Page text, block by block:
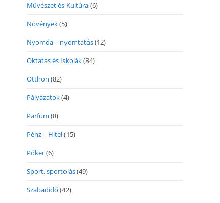
Művészet és Kultúra(6)
Növények(5)
Nyomda – nyomtatás(12)
Oktatás és Iskolák(84)
Otthon (82)
Pályázatok(4)
Parfüm (8)
Pénz – Hitel(15)
Póker(6)
Sport, sportolás(49)
Szabadidő (42)